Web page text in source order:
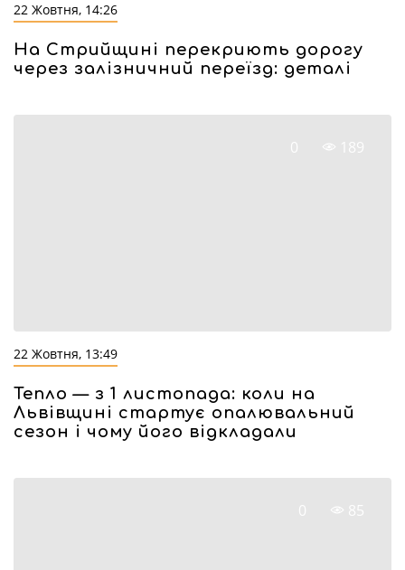
22 Жовтня, 14:26
На Стрийщині перекриють дорогу
через залізничний переїзд: деталі
0 189
22 Жовтня, 13:49
Тепло — з 1 листопада: коли на
Львівщині стартує опалювальний
сезон і чому його відкладали
0 85